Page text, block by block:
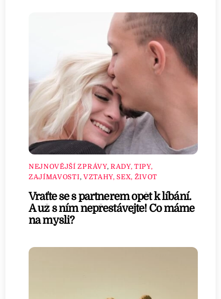
NEJNOVĚJŠÍ ZPRÁVY, RADY, TIPY,
ZAJÍMAVOSTI, VZTAHY, SEX, ŽIVOT
Vraťte se s partnerem opět k líbání.
A už s ním nepřestávejte! Co máme
na mysli?